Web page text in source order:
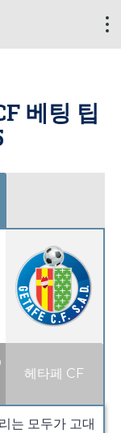
베팅 팁
헤타페 CF
는 모두가 고대